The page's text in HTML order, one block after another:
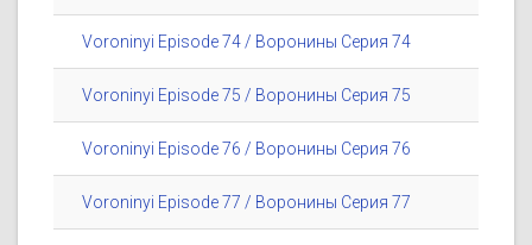
Voroninyi Episode 74 / Воронины Серия 74
Voroninyi Episode 75 / Воронины Серия 75
Voroninyi Episode 76 / Воронины Серия 76
Voroninyi Episode 77 / Воронины Серия 77